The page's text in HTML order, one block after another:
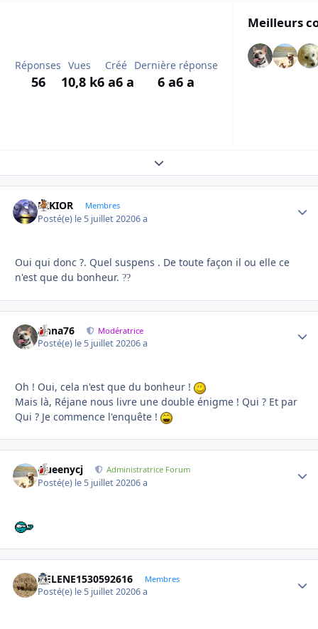
Réponses
56
Vues
10,8 k
Créé
6 a6 a
Dernière réponse
6 a6 a
Meilleurs
Expand topic overview
NIKIOR Membres
Posté(e) le 5 juillet 20206 a
Oui qui donc ?. Quel suspens . De toute façon il ou elle ce
n'est que du bonheur. ??
Anna76 Modératrice
Posté(e) le 5 juillet 20206 a
Oh ! Oui, cela n'est que du bonheur !
Mais là, Réjane nous livre une double énigme ! Qui ? Et par
Qui ? Je commence l'enquête !
Queenycj Administratrice Forum
Posté(e) le 5 juillet 20206 a
HELENE1530592616 Membres
Posté(e) le 5 juillet 20206 a